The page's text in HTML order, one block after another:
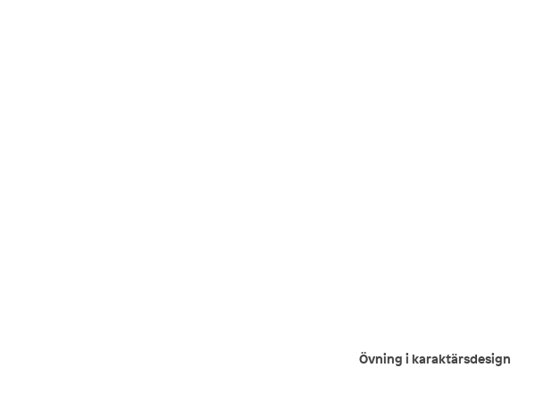
Övning i karaktärsdesign